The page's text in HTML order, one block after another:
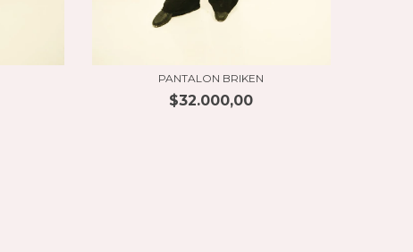
PANTALON BRIKEN
$32.000,00